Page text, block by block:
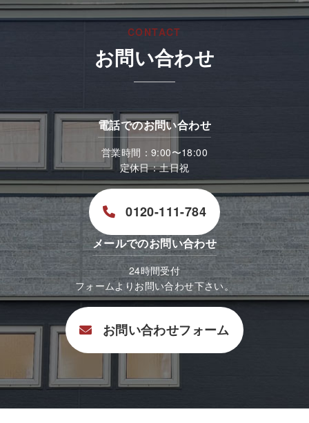
CONTACT
お問い合わせ
電話でのお問い合わせ
営業時間：9:00〜18:00
定休日：土日祝
0120-111-784
メールでのお問い合わせ
24時間受付
フォームよりお問い合わせ下さい。
お問い合わせフォーム